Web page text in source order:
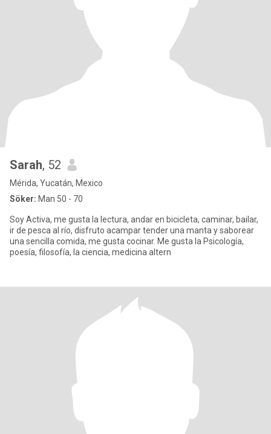
Sarah, 52
Mérida, Yucatán, Mexico
Söker: Man 50 - 70
Soy Activa, me gusta la lectura, andar en bicicleta, caminar, bailar,
ir de pesca al río, disfruto acampar tender una manta y saborear
una sencilla comida, me gusta cocinar. Me gusta la Psicología,
poesía, filosofía, la ciencia, medicina altern